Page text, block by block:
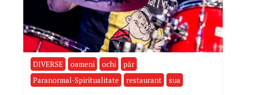
DIVERSE oameni ochi
păr
Paranormal-Spiritualitate
restaurant sua